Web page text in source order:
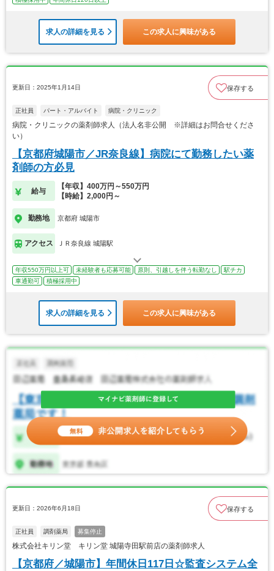
求人の詳細を見る この求人に興味がある
更新日：2025年1月14日 保存する
正社員 パート・アルバイト 病院・クリニック
病院・クリニックの薬剤師求人（法人名非公開 ※詳細はお問合せくださ
い）
【京都府城陽市／JR奈良線】病院にて勤務したい薬
剤師の方必見
給与
【年収】400万円～550万円
【時給】2,000円～
勤務地 京都府 城陽市
アクセス ＪＲ奈良線 城陽駅
年収550万円以上可 未経験者も応募可能 原則、引越しを伴う転勤なし
駅チカ
車通勤可
積極採用中
求人の詳細を見る この求人に興味がある
更新日：2026年6月18日 保存する
正社員 調剤薬局 募集停止
株式会社キリン堂 キリン堂 城陽寺田駅前店の薬剤師求人
【京都府／城陽市】年間休日117日☆監査システム全